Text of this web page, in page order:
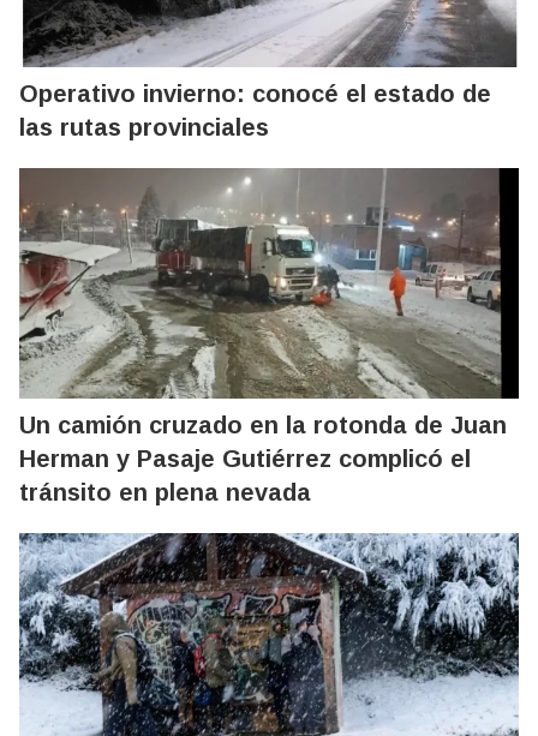
Operativo invierno: conocé el estado de
las rutas provinciales
Un camión cruzado en la rotonda de Juan
Herman y Pasaje Gutiérrez complicó el
tránsito en plena nevada